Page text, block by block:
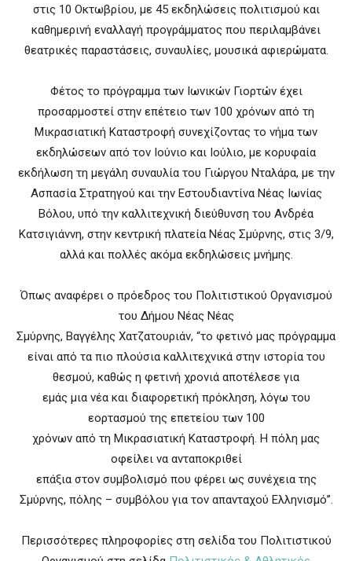
στις 10 Οκτωβρίου, με 45 εκδηλώσεις πολιτισμού και
καθημερινή εναλλαγή προγράμματος που περιλαμβάνει
θεατρικές παραστάσεις, συναυλίες, μουσικά αφιερώματα.
Φέτος το πρόγραμμα των Ιωνικών Γιορτών έχει
προσαρμοστεί στην επέτειο των 100 χρόνων από τη
Μικρασιατική Καταστροφή συνεχίζοντας το νήμα των
εκδηλώσεων από τον Ιούνιο και Ιούλιο, με κορυφαία
εκδήλωση τη μεγάλη συναυλία του Γιώργου Νταλάρα, με την
Ασπασία Στρατηγού και την Εστουδιαντίνα Νέας Ιωνίας
Βόλου, υπό την καλλιτεχνική διεύθυνση του Ανδρέα
Κατσιγιάννη, στην κεντρική πλατεία Νέας Σμύρνης, στις 3/9,
αλλά και πολλές ακόμα εκδηλώσεις μνήμης.
Όπως αναφέρει ο πρόεδρος του Πολιτιστικού Οργανισμού
του Δήμου Νέας Νέας
Σμύρνης, Βαγγέλης Χατζατουριάν, “το φετινό μας πρόγραμμα
είναι από τα πιο πλούσια καλλιτεχνικά στην ιστορία του
θεσμού, καθώς η φετινή χρονιά αποτέλεσε για
εμάς μια νέα και διαφορετική πρόκληση, λόγω του
εορτασμού της επετείου των 100
χρόνων από τη Μικρασιατική Καταστροφή. Η πόλη μας
οφείλει να ανταποκριθεί
επάξια στον συμβολισμό που φέρει ως συνέχεια της
Σμύρνης, πόλης – συμβόλου για τον απανταχού Ελληνισμό”.
Περισσότερες πληροφορίες στη σελίδα του Πολιτιστικού